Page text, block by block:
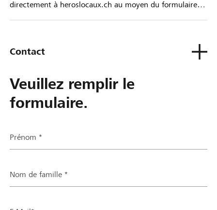
directement à heroslocaux.ch au moyen du formulaire
Contact
Veuillez remplir le
formulaire.
Prénom *
Nom de famille *